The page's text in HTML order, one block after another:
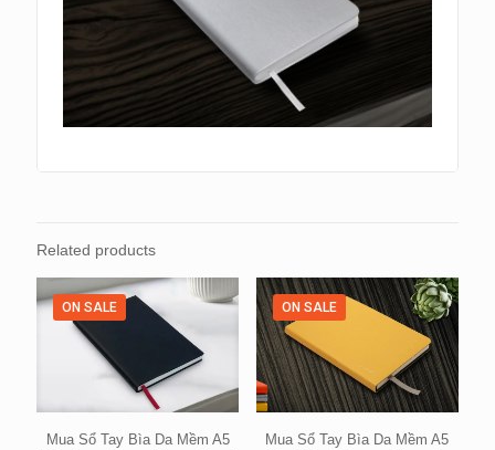
Related products
ON SALE
Mua Sổ Tay Bìa Da Mềm A5
ON SALE
Mua Sổ Tay Bìa Da Mềm A5